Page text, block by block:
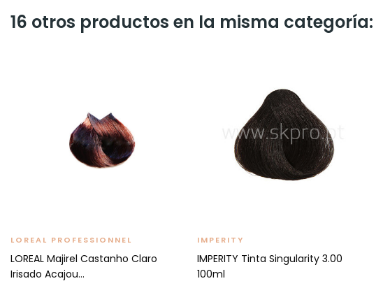
16 otros productos en la misma categoría:
LOREAL PROFESSIONNEL
LOREAL Majirel Castanho Claro
Irisado Acajou...
IMPERITY
IMPERITY Tinta Singularity 3.00
100ml